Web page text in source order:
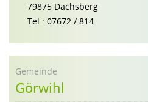
79875 Dachsberg
Tel.: 07672 / 814
Gemeinde
Görwihl